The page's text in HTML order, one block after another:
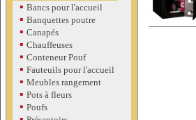
▪ Bancs pour l'accueil
▪ Banquettes poutre
▪ Canapés
▪ Chauffeuses
▪ Conteneur Pouf
▪ Fauteuils pour l'accueil
▪ Meubles rangement
▪ Pots à fleurs
▪ Poufs